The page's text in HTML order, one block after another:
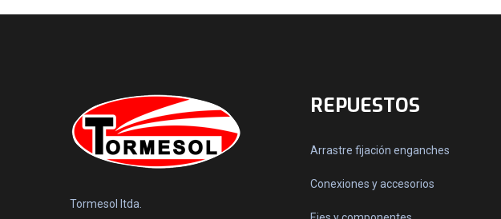
Tormesol ltda.
REPUESTOS
Arrastre fijación enganches
Conexiones y accesorios